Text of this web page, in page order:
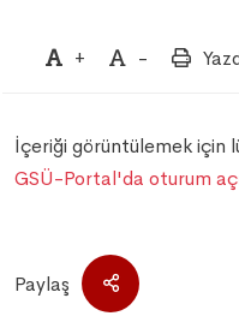
+ -
İçeriği görüntülemek için
GSÜ-Portal'da oturum
Paylaş